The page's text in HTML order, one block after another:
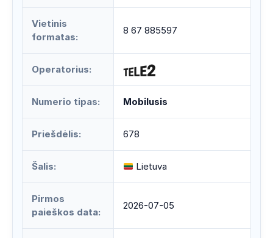
Vietinis
formatas:
8 67 885597
Operatorius:
Numerio tipas: Mobilusis
Priešdėlis: 678
Šalis: Lietuva
Pirmos
paieškos data:
2026-07-05